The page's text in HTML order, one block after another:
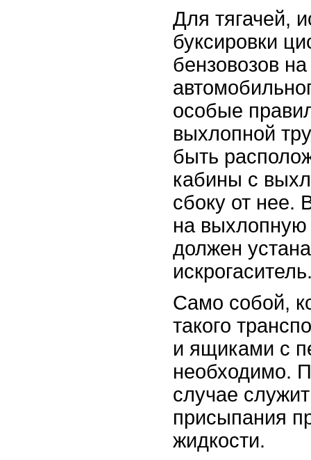
Для тягачей,
буксировки
бензовозов
особые
выхлопной
быть
кабины с
сбоку от нее.
на выхлопную
должен
Само собой,
такого
и ящиками с
необходимо.
случае
присыпания
жидкости.